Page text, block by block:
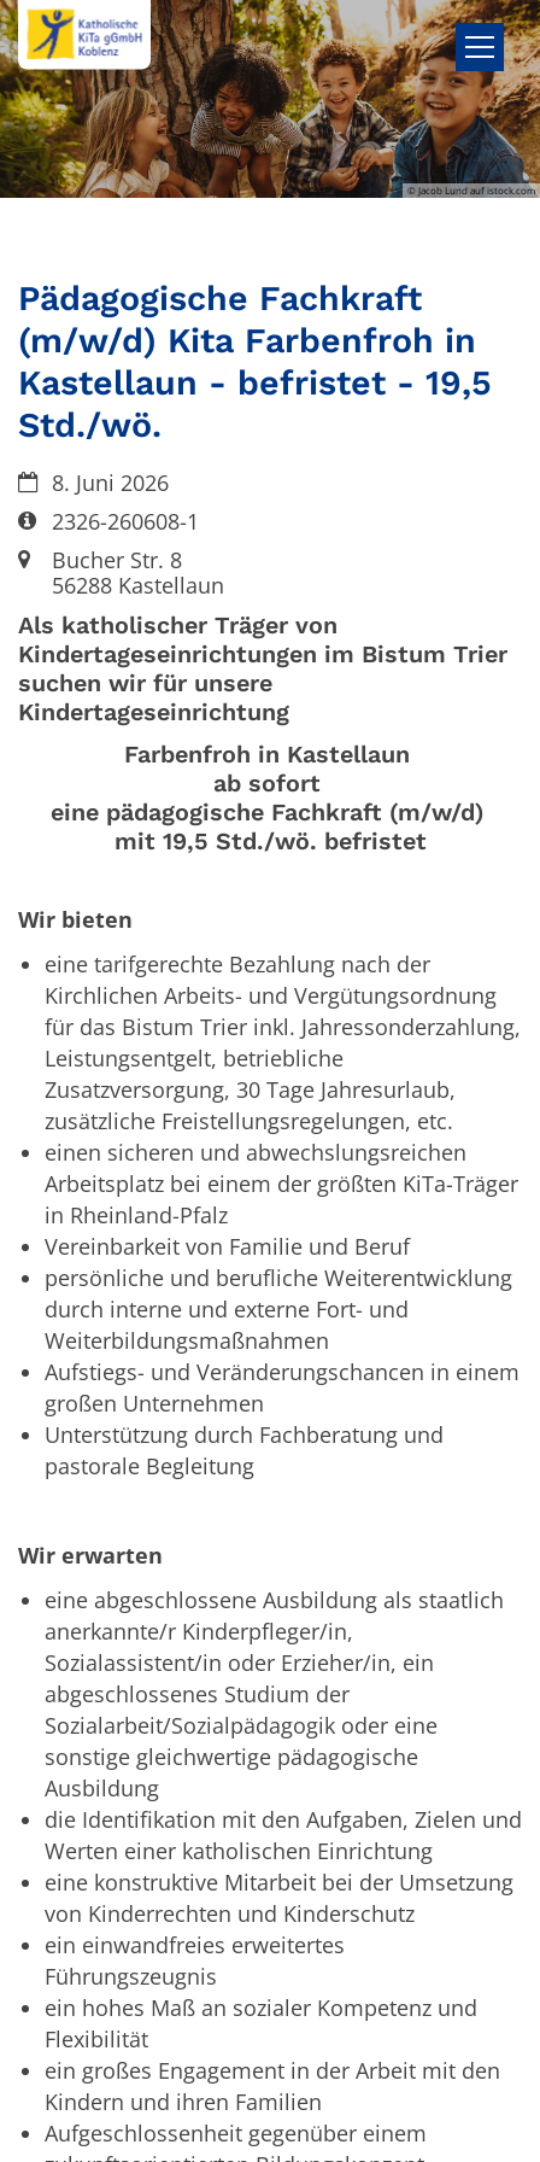
Zum Inhalt springen
© Jacob Lund auf istock.com
Pädagogische Fachkraft
(m/w/d) Kita Farbenfroh in
Kastellaun - befristet - 19,5
Std./wö.
Datum:8. Juni 2026
Art bzw. Nummer:
2326-260608-1
Ort:Bucher Str. 8
56288Kastellaun
Als katholischer Träger von
Kindertageseinrichtungen im Bistum Trier
suchen wir für unsere
Kindertageseinrichtung
Farbenfroh in Kastellaun
ab sofort
eine pädagogische Fachkraft (m/w/d)
mit 19,5 Std./wö. befristet
Wir bieten
eine tarifgerechte Bezahlung nach der
Kirchlichen Arbeits- und Vergütungsordnung
für das Bistum Trier inkl. Jahressonderzahlung,
Leistungsentgelt, betriebliche
Zusatzversorgung, 30 Tage Jahresurlaub,
zusätzliche Freistellungsregelungen, etc.
einen sicheren und abwechslungsreichen
Arbeitsplatz bei einem der größten KiTa-Träger
in Rheinland-Pfalz
Vereinbarkeit von Familie und Beruf
persönliche und berufliche Weiterentwicklung
durch interne und externe Fort- und
Weiterbildungsmaßnahmen
Aufstiegs- und Veränderungschancen in einem
großen Unternehmen
Unterstützung durch Fachberatung und
pastorale Begleitung
Wir erwarten
eine abgeschlossene Ausbildung als staatlich
anerkannte/r Kinderpfleger/in,
Sozialassistent/in oder Erzieher/in, ein
abgeschlossenes Studium der
Sozialarbeit/Sozialpädagogik oder eine
sonstige gleichwertige pädagogische
Ausbildung
die Identifikation mit den Aufgaben, Zielen und
Werten einer katholischen Einrichtung
eine konstruktive Mitarbeit bei der Umsetzung
von Kinderrechten und Kinderschutz
ein einwandfreies erweitertes
Führungszeugnis
ein hohes Maß an sozialer Kompetenz und
Flexibilität
ein großes Engagement in der Arbeit mit den
Kindern und ihren Familien
Aufgeschlossenheit gegenüber einem